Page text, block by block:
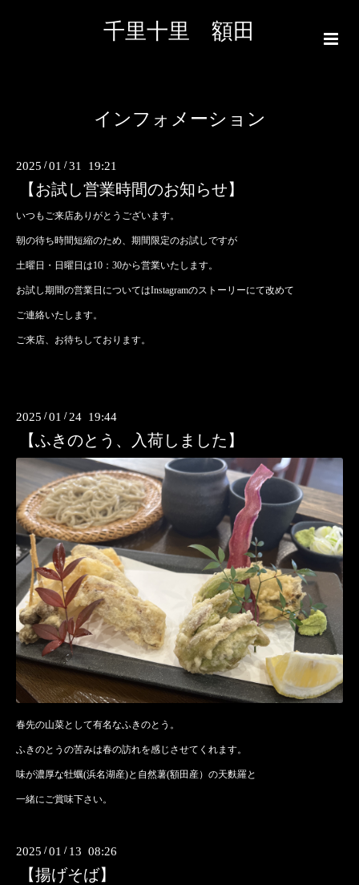
千里十里 額田
インフォメーション
2025 /01 /31 19:21
【お試し営業時間のお知らせ】
いつもご来店ありがとうございます。
朝の待ち時間短縮のため、期間限定のお試しですが
土曜日・日曜日は10：30から営業いたします。
お試し期間の営業日についてはInstagramのストーリーにて改めて
ご連絡いたします。
ご来店、お待ちしております。
2025 /01 / 24 19:44
【ふきのとう、入荷しました】
春先の山菜として有名なふきのとう。
ふきのとうの苦みは春の訪れを感じさせてくれます。
味が濃厚な牡蠣(浜名湖産)と自然薯(額田産）の天麩羅と
一緒にご賞味下さい。
2025 /01 / 13 08:26
【揚げそば】